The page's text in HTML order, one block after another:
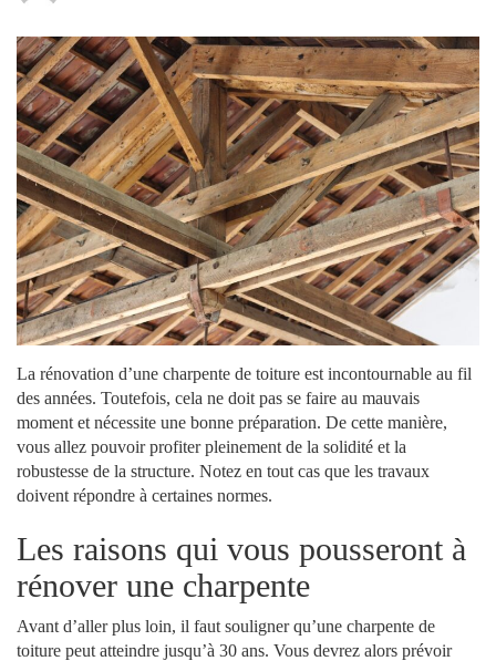
La rénovation d’une charpente de toiture est incontournable au fil
des années. Toutefois, cela ne doit pas se faire au mauvais
moment et nécessite une bonne préparation. De cette manière,
vous allez pouvoir profiter pleinement de la solidité et la
robustesse de la structure. Notez en tout cas que les travaux
doivent répondre à certaines normes.
Les raisons qui vous pousseront à
rénover une charpente
Avant d’aller plus loin, il faut souligner qu’une charpente de
toiture peut atteindre jusqu’à 30 ans. Vous devrez alors prévoir